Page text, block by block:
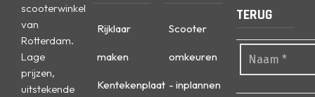
scooterwinkel
van
Rotterdam.
Lage
prijzen,
uitstekende
Rijklaar
maken
Kentekenplaat
Scooter
omkeuren
- inplannen
TERUG